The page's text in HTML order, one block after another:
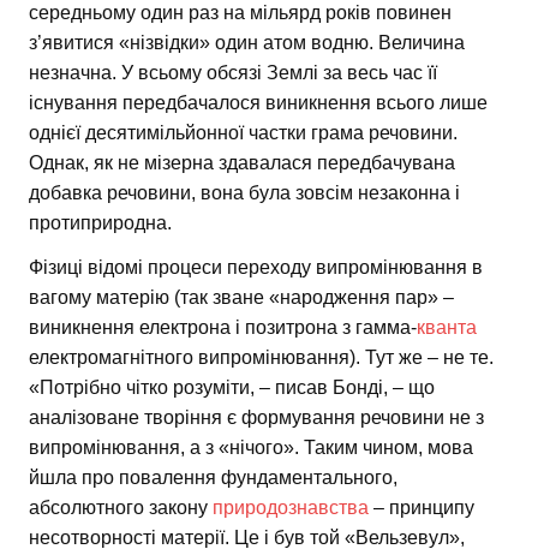
середньому один раз на мільярд років повинен
з’явитися «нізвідки» один атом водню. Величина
незначна. У всьому обсязі Землі за весь час її
існування передбачалося виникнення всього лише
однієї десятимільйонної частки грама речовини.
Однак, як не мізерна здавалася передбачувана
добавка речовини, вона була зовсім незаконна і
протиприродна.
Фізиці відомі процеси переходу випромінювання в
вагому матерію (так зване «народження пар» –
виникнення електрона і позитрона з гамма-кванта
електромагнітного випромінювання). Тут же – не те.
«Потрібно чітко розуміти, – писав Бонді, – що
аналізоване творіння є формування речовини не з
випромінювання, а з «нічого». Таким чином, мова
йшла про повалення фундаментального,
абсолютного закону природознавства – принципу
несотворності матерії. Це і був той «Вельзевул»,